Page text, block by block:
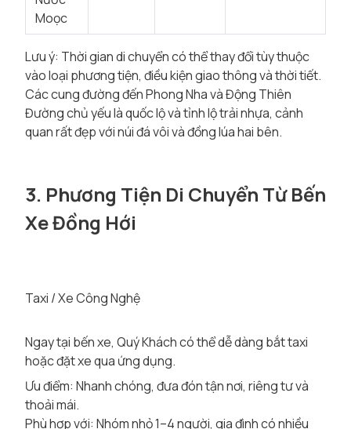
Moọc
Lưu ý: Thời gian di chuyển có thể thay đổi tùy thuộc
vào loại phương tiện, điều kiện giao thông và thời tiết.
Các cung đường đến Phong Nha và Động Thiên
Đường chủ yếu là quốc lộ và tỉnh lộ trải nhựa, cảnh
quan rất đẹp với núi đá vôi và đồng lúa hai bên.
3. Phương Tiện Di Chuyển Từ Bến
Xe Đồng Hới
Taxi / Xe Công Nghệ
Ngay tại bến xe, Quý Khách có thể dễ dàng bắt taxi
hoặc đặt xe qua ứng dụng.
Ưu điểm: Nhanh chóng, đưa đón tận nơi, riêng tư và
thoải mái.
Phù hợp với: Nhóm nhỏ 1–4 người, gia đình có nhiều